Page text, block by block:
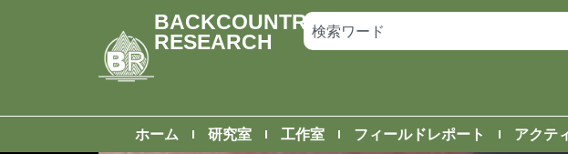
BACKCOUNTRY
RESEARCH
ホーム 研究室 工作室 フィールドレポート アクテ